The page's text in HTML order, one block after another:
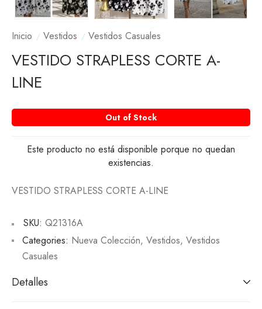
Inicio Vestidos Vestidos Casuales
VESTIDO STRAPLESS CORTE A-
LINE
Out of Stock
Este producto no está disponible porque no quedan
existencias.
VESTIDO STRAPLESS CORTE A-LINE
SKU: Q21316A
Categories: Nueva Colección, Vestidos, Vestidos
Casuales
Detalles